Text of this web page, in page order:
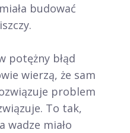
budować
potężny błąd
wierzą, że sam
problem
To tak,
wadze miało